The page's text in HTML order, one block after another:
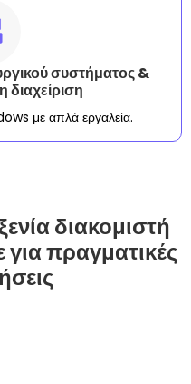
συστήματος &
με απλά εργαλεία.
διακομιστή
πραγματικές